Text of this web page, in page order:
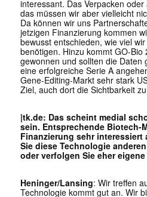
interessant. Das Verpacken
das müssen wir aber vielleicht
Da können wir uns
jetzigen Finanzierung kommen
bewusst entschieden, wie viel
benötigen. Hinzu kommt GO-Bio
gewonnen und sollten die Daten
eine erfolgreiche Serie A
Gene-Editing-Markt sehr stark
Ziel, auch dort die Sichtbarkeit
|tk.de: Das scheint medial
sein. Entsprechende Biotech-
Finanzierung sehr interessiert
Sie diese Technologie
oder verfolgen Sie eher
Heninger/Lansing: Wir treffen
Technologie kommt gut an. Wir